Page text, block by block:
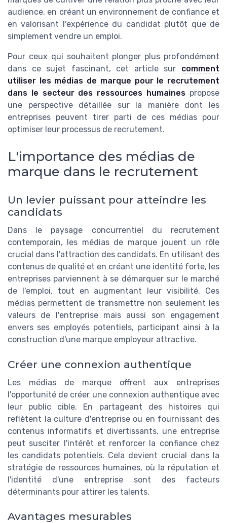
audience, en créant un environnement de confiance et
en valorisant l'expérience du candidat plutôt que de
simplement vendre un emploi.
Pour ceux qui souhaitent plonger plus profondément
dans ce sujet fascinant, cet article sur comment
utiliser les médias de marque pour le recrutement
dans le secteur des ressources humaines propose
une perspective détaillée sur la manière dont les
entreprises peuvent tirer parti de ces médias pour
optimiser leur processus de recrutement.
L'importance des médias de
marque dans le recrutement
Un levier puissant pour atteindre les
candidats
Dans le paysage concurrentiel du recrutement
contemporain, les médias de marque jouent un rôle
crucial dans l'attraction des candidats. En utilisant des
contenus de qualité et en créant une identité forte, les
entreprises parviennent à se démarquer sur le marché
de l'emploi, tout en augmentant leur visibilité. Ces
médias permettent de transmettre non seulement les
valeurs de l'entreprise mais aussi son engagement
envers ses employés potentiels, participant ainsi à la
construction d'une marque employeur attractive.
Créer une connexion authentique
Les médias de marque offrent aux entreprises
l'opportunité de créer une connexion authentique avec
leur public cible. En partageant des histoires qui
reflètent la culture d'entreprise ou en fournissant des
contenus informatifs et divertissants, une entreprise
peut susciter l'intérêt et renforcer la confiance chez
les candidats potentiels. Cela devient crucial dans la
stratégie de ressources humaines, où la réputation et
l'identité d'une entreprise sont des facteurs
déterminants pour attirer les talents.
Avantages mesurables